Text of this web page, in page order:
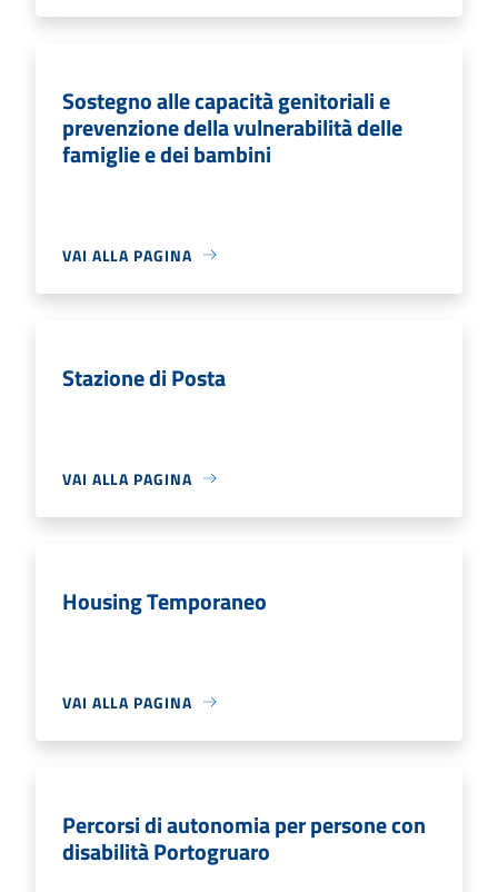
Sostegno alle capacità genitoriali e
prevenzione della vulnerabilità delle
famiglie e dei bambini
VAI ALLA PAGINA
Stazione di Posta
VAI ALLA PAGINA
Housing Temporaneo
VAI ALLA PAGINA
Percorsi di autonomia per persone con
disabilità Portogruaro